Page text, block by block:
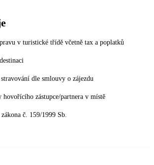
v turistické třídě včetně tax a poplatků
dle smlouvy o zájezdu
hovořícího zástupce/partnera v místě
č. 159/1999 Sb.